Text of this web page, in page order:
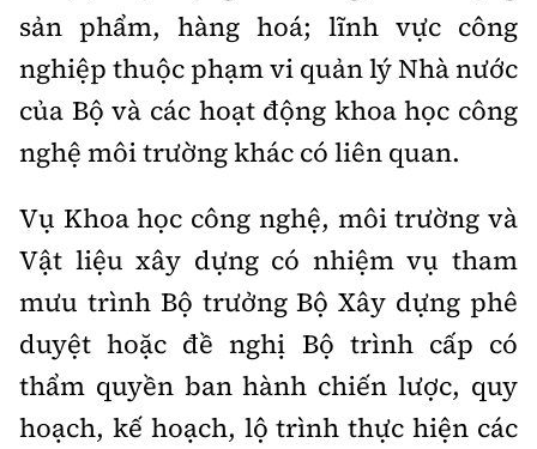
Hotline:
0901 514 799
Quảng cáo và Phát hành:
0915 057 282
Email:bandoc@baoxaydung.vn
Cấm sao chép dưới mọi hình thức nếu không có sự
chấp thuận bằng văn bản.
Thông tin tòa
soạn
sản phẩm, hàng hoá; lĩnh vực công
nghiệp thuộc phạm vi quản lý Nhà nước
của Bộ và các hoạt động khoa học công
nghệ môi trường khác có liên quan.
Vụ Khoa học công nghệ, môi trường và
Vật liệu xây dựng có nhiệm vụ tham
mưu trình Bộ trưởng Bộ Xây dựng phê
duyệt hoặc đề nghị Bộ trình cấp có
thẩm quyền ban hành chiến lược, quy
hoạch, kế hoạch, lộ trình thực hiện các